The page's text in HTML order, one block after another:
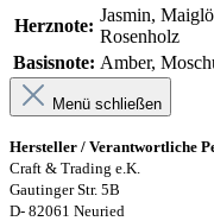
Herznote:
Jasmin,
Rosenholz
Basisnote: Amber,
Menü schließen
Hersteller / Verantwortliche
Craft & Trading e.K.
Gautinger Str. 5B
D- 82061 Neuried